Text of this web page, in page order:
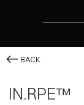
BACK
IN.RPE™